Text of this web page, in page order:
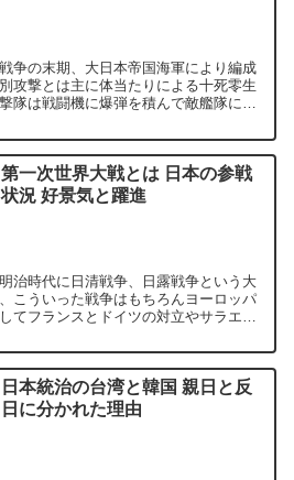
争の末期、大日本帝国海軍により編成
攻撃とは主に体当たりによる十死零生
隊は戦闘機に爆弾を積んで敵艦隊に突
第一次世界大戦とは 日本の参戦
状況 好景気と躍進
治時代に日清戦争、日露戦争という大
こういった戦争はもちろんヨーロッパ
てフランスとドイツの対立やサラエボ
日本統治の台湾と韓国 親日と反
日に分かれた理由